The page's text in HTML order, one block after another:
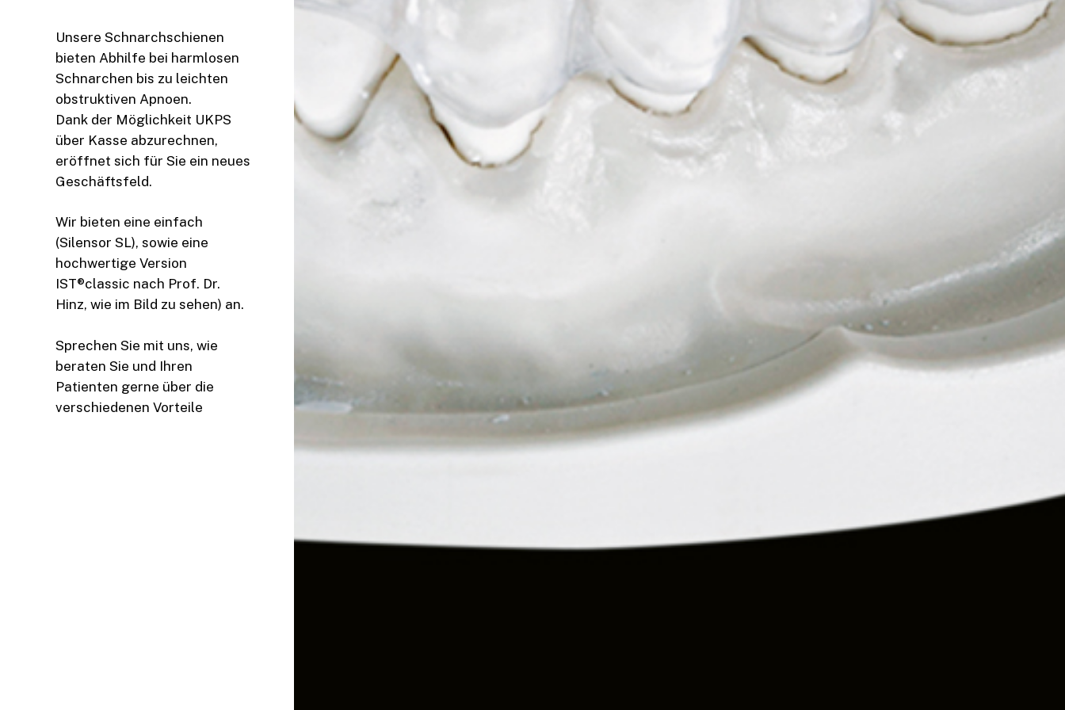
Unsere Schnarchschienen
bieten Abhilfe bei harmlosen
Schnarchen bis zu leichten
obstruktiven Apnoen.
Dank der Möglichkeit UKPS
über Kasse abzurechnen,
eröffnet sich für Sie ein neues
Geschäftsfeld.
Wir bieten eine einfach
(Silensor SL), sowie eine
hochwertige Version
IST®classic nach Prof. Dr.
Hinz, wie im Bild zu sehen) an.
Sprechen Sie mit uns, wie
beraten Sie und Ihren
Patienten gerne über die
verschiedenen Vorteile